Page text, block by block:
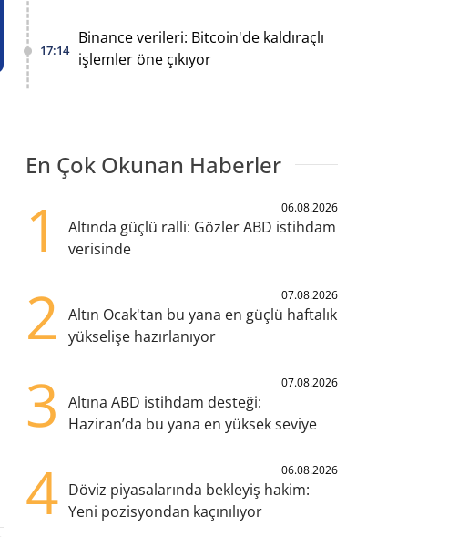
17:14
Binance verileri: Bitcoin'de kaldıraçlı
işlemler öne çıkıyor
En Çok Okunan Haberler
1 06.08.2026
Altında güçlü ralli: Gözler ABD istihdam
verisinde
2 07.08.2026
Altın Ocak'tan bu yana en güçlü haftalık
yükselişe hazırlanıyor
3 07.08.2026
Altına ABD istihdam desteği:
Haziran’da bu yana en yüksek seviye
4 06.08.2026
Döviz piyasalarında bekleyiş hakim:
Yeni pozisyondan kaçınılıyor